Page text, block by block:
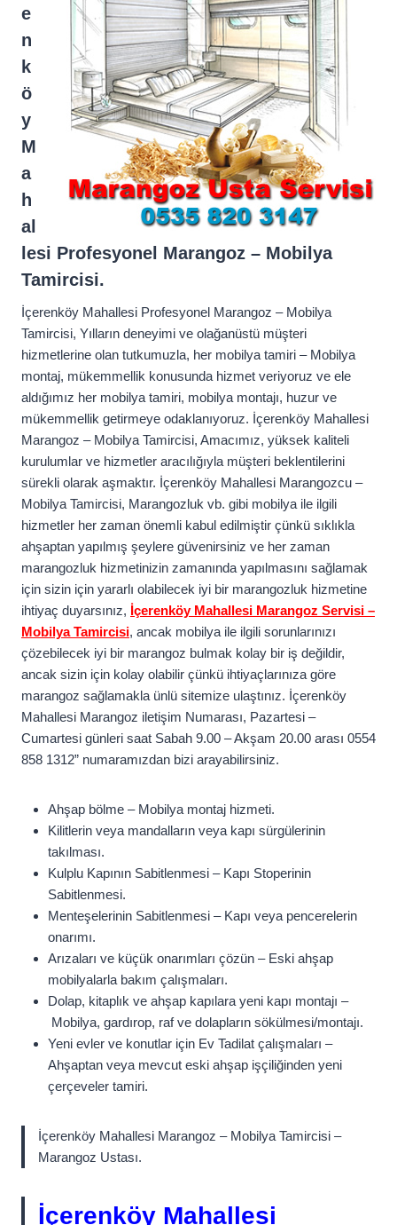
e
n
k
ö
y
M
a
h
al
lesi Profesyonel Marangoz – Mobilya
Tamircisi.
İçerenköy Mahallesi Profesyonel Marangoz – Mobilya
Tamircisi, Yılların deneyimi ve olağanüstü müşteri
hizmetlerine olan tutkumuzla, her mobilya tamiri – Mobilya
montaj, mükemmellik konusunda hizmet veriyoruz ve ele
aldığımız her mobilya tamiri, mobilya montajı, huzur ve
mükemmellik getirmeye odaklanıyoruz. İçerenköy Mahallesi
Marangoz – Mobilya Tamircisi, Amacımız, yüksek kaliteli
kurulumlar ve hizmetler aracılığıyla müşteri beklentilerini
sürekli olarak aşmaktır. İçerenköy Mahallesi Marangozcu –
Mobilya Tamircisi, Marangozluk vb. gibi mobilya ile ilgili
hizmetler her zaman önemli kabul edilmiştir çünkü sıklıkla
ahşaptan yapılmış şeylere güvenirsiniz ve her zaman
marangozluk hizmetinizin zamanında yapılmasını sağlamak
için sizin için yararlı olabilecek iyi bir marangozluk hizmetine
ihtiyaç duyarsınız, İçerenköy Mahallesi Marangoz Servisi –
Mobilya Tamircisi, ancak mobilya ile ilgili sorunlarınızı
çözebilecek iyi bir marangoz bulmak kolay bir iş değildir,
ancak sizin için kolay olabilir çünkü ihtiyaçlarınıza göre
marangoz sağlamakla ünlü sitemize ulaştınız. İçerenköy
Mahallesi Marangoz iletişim Numarası, Pazartesi –
Cumartesi günleri saat Sabah 9.00 – Akşam 20.00 arası 0554
858 1312” numaramızdan bizi arayabilirsiniz.
Ahşap bölme – Mobilya montaj hizmeti.
Kilitlerin veya mandalların veya kapı sürgülerinin
takılması.
Kulplu Kapının Sabitlenmesi – Kapı Stoperinin
Sabitlenmesi.
Menteşelerinin Sabitlenmesi – Kapı veya pencerelerin
onarımı.
Arızaları ve küçük onarımları çözün – Eski ahşap
mobilyalarla bakım çalışmaları.
Dolap, kitaplık ve ahşap kapılara yeni kapı montajı –
Mobilya, gardırop, raf ve dolapların sökülmesi/montajı.
Yeni evler ve konutlar için Ev Tadilat çalışmaları –
Ahşaptan veya mevcut eski ahşap işçiliğinden yeni
çerçeveler tamiri.
İçerenköy Mahallesi Marangoz – Mobilya Tamircisi –
Marangoz Ustası.
İçerenköy Mahallesi